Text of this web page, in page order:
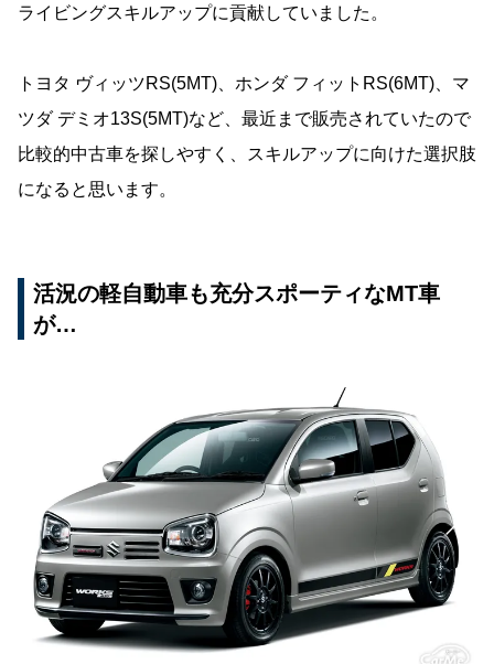
ライビングスキルアップに貢献していました。
トヨタ ヴィッツRS(5MT)、ホンダ フィットRS(6MT)、マ
ツダ デミオ13S(5MT)など、最近まで販売されていたので
比較的中古車を探しやすく、スキルアップに向けた選択肢
になると思います。
活況の軽自動車も充分スポーティなMT車
が…